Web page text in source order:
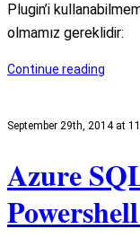
Plugin’i
olmamız gereklidir:
Continue reading
September 29th, 2014 at
Azure